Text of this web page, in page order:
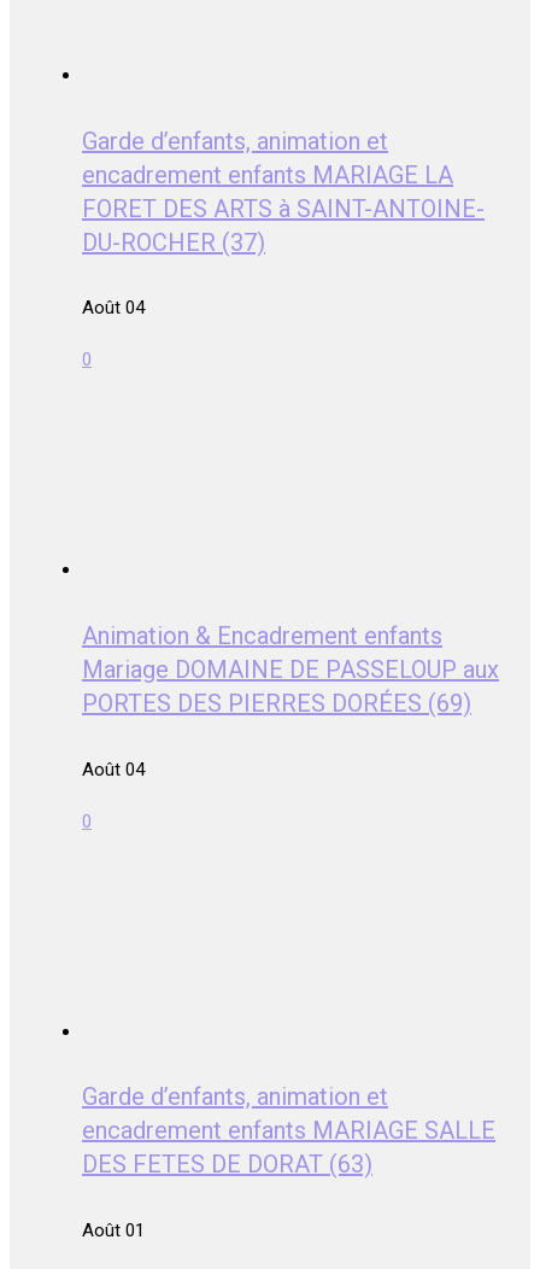
Garde d’enfants, animation et
encadrement enfants MARIAGE LA
FORET DES ARTS à SAINT-ANTOINE-
DU-ROCHER (37)
Août 04
0
Animation & Encadrement enfants
Mariage DOMAINE DE PASSELOUP aux
PORTES DES PIERRES DORÉES (69)
Août 04
0
Garde d’enfants, animation et
encadrement enfants MARIAGE SALLE
DES FETES DE DORAT (63)
Août 01